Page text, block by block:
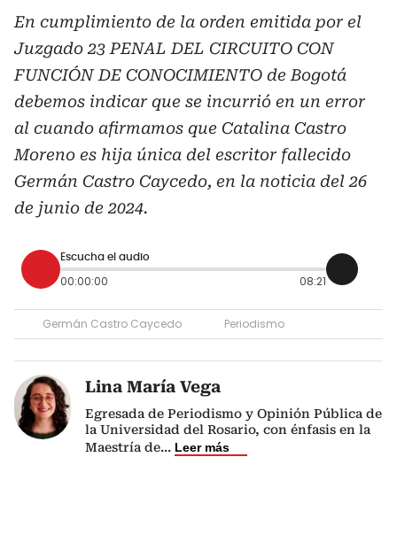
En cumplimiento de la orden emitida por el
Juzgado 23 PENAL DEL CIRCUITO CON
FUNCIÓN DE CONOCIMIENTO de Bogotá
debemos indicar que se incurrió en un error
al cuando afirmamos que Catalina Castro
Moreno es hija única del escritor fallecido
Germán Castro Caycedo, en la noticia del 26
de junio de 2024.
Escucha el audio
00:00:00 08:21
Germán Castro Caycedo Periodismo
Lina María Vega
Egresada de Periodismo y Opinión Pública de
la Universidad del Rosario, con énfasis en la
Maestría de... Leer más